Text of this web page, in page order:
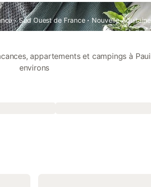
· Sud Ouest de France · Nouvelle-Aquitaine
appartements et campings à
environs